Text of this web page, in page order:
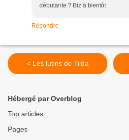
débutante ? Biz à bientôt
Répondre
< Les lutins de Tilda
Hébergé par Overblog
Top articles
Pages